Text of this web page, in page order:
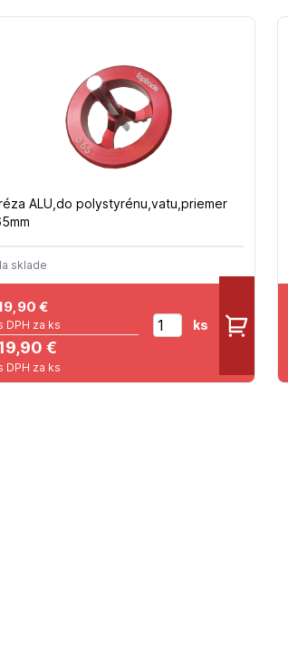
ALU,do polystyrénu,vatu,priemer
sklade
€
DPH za ks
€
DPH za ks
ks